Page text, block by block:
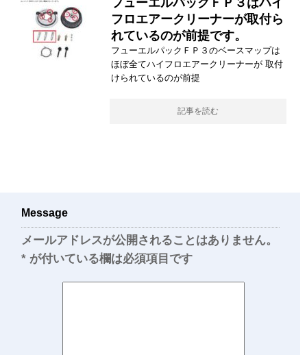
フューエルパックＦＰ３はハイ
フロエアークリーナーが取付ら
れているのが前提です。
フューエルパックＦＰ３のベースマップは
ほぼ全てハイフロエアークリーナーが 取付
けられているのが前提
記事を読む
Message
メールアドレスが公開されることはありません。
* が付いている欄は必須項目です